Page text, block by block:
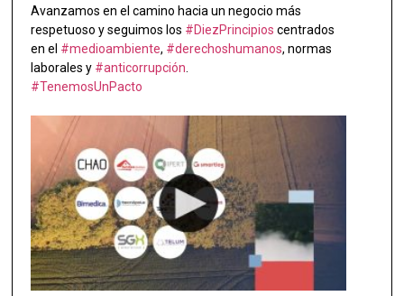
Avanzamos en el camino hacia un negocio más
respetuoso y seguimos los #DiezPrincipios centrados
en el #medioambiente, #derechoshumanos, normas
laborales y #anticorrupción
#TenemosUnPacto